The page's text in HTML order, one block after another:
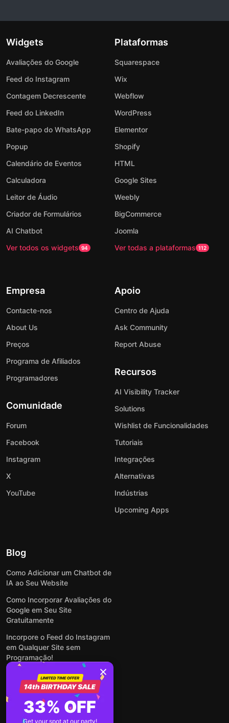
Widgets
Avaliações do Google
Feed do Instagram
Contagem Decrescente
Feed do LinkedIn
Bate-papo do WhatsApp
Popup
Calendário de Eventos
Calculadora
Leitor de Áudio
Criador de Formulários
AI Chatbot
Ver todos os widgets 94
Plataformas
Squarespace
Wix
Webflow
WordPress
Elementor
Shopify
HTML
Google Sites
Weebly
BigCommerce
Joomla
Ver todas a plataformas 112
Empresa
Contacte-nos
About Us
Preços
Programa de Afiliados
Programadores
Comunidade
Forum
Facebook
Instagram
X
YouTube
Apoio
Centro de Ajuda
Ask Community
Report Abuse
Recursos
AI Visibility Tracker
Solutions
Wishlist de Funcionalidades
Tutoriais
Integrações
Alternativas
Indústrias
Upcoming Apps
Blog
Como Adicionar um Chatbot de
IA ao Seu Website
Como Incorporar Avaliações do
Google em Seu Site
Gratuitamente
Incorpore o Feed do Instagram
em Qualquer Site sem
Programação!
Como Incorporar Formulários
em Qualquer Site Online e
Gratuitamente
Como Criar Formulário para
33% OFF
Get your spot at our party!